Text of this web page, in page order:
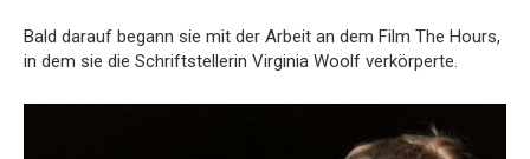
Bald darauf begann sie mit der Arbeit an dem Film The Hours,
in dem sie die Schriftstellerin Virginia Woolf verkörperte.